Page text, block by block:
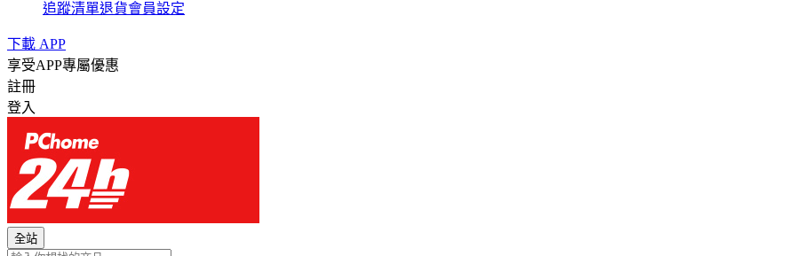
追蹤清單退貨會員設定
下載 APP
享受APP專屬優惠
註冊
登入
全站